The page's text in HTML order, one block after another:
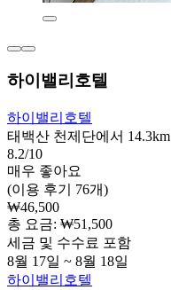
하이밸리호텔
하이밸리호텔
태백산 천제단에서 14.3km
8.2/10
매우 좋아요
(이용 후기 76개)
₩46,500
총 요금: ₩51,500
세금 및 수수료 포함
8월 17일 ~ 8월 18일
하이밸리호텔